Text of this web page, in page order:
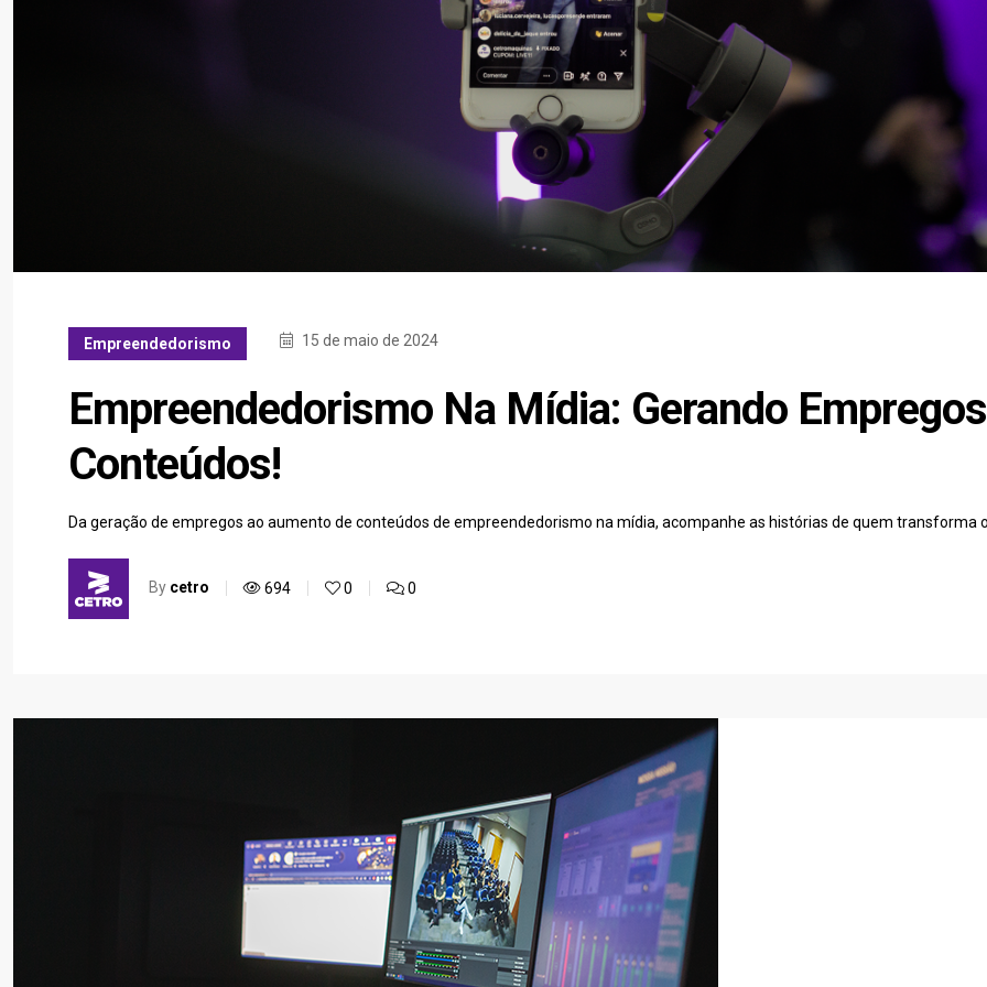
Empreendedorismo 15 de maio de 2024
Empreendedorismo Na Mídia: Gerando
Conteúdos!
Da geração de empregos ao aumento de conteúdos de empreendedorismo na mídia, acompanhe as histórias de quem transforma
By cetro 694 0 0